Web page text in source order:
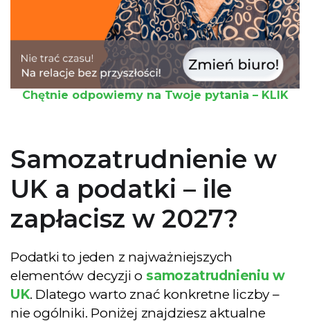
Chętnie odpowiemy na Twoje pytania – KLIK
Samozatrudnienie w
UK a podatki – ile
zapłacisz w 2027?
Podatki to jeden z najważniejszych
elementów decyzji o samozatrudnieniu w
UK. Dlatego warto znać konkretne liczby –
nie ogólniki. Poniżej znajdziesz aktualne